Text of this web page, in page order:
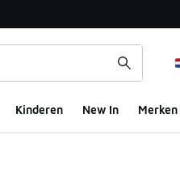
Kinderen New In Merken